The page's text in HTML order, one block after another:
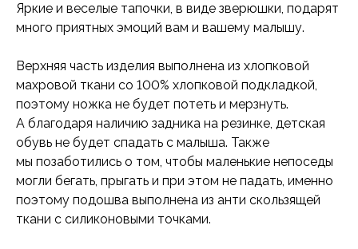
Яркие и веселые тапочки, в виде зверюшки, подарят
много приятных эмоций вам и вашему малышу.
Верхняя часть изделия выполнена из хлопковой
махровой ткани со 100% хлопковой подкладкой,
поэтому ножка не будет потеть и мерзнуть.
А благодаря наличию задника на резинке, детская
обувь не будет спадать с малыша. Также
мы позаботились о том, чтобы маленькие непоседы
могли бегать, прыгать и при этом не падать, именно
поэтому подошва выполнена из анти скользящей
ткани с силиконовыми точками.